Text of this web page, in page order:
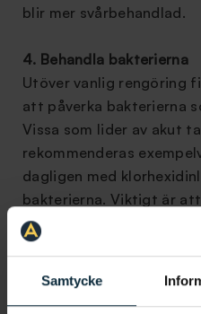
Samtycke
blir mer svårbehandlad.
4. Behandla bakterierna
Utöver vanlig rengöring
att påverka bakterierna
Vissa som lider av akut
rekommenderas
dagligen med
bakterierna. Viktigt är
om vad som passar bäst
Läs mer om tandlossning